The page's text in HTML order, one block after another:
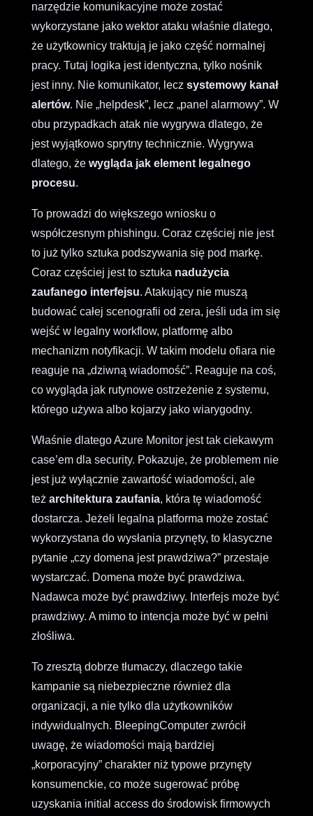
narzędzie komunikacyjne może zostać
wykorzystane jako wektor ataku właśnie dlatego,
że użytkownicy traktują je jako część normalnej
pracy. Tutaj logika jest identyczna, tylko nośnik
jest inny. Nie komunikator, lecz systemowy kanał
alertów. Nie „helpdesk”, lecz „panel alarmowy”. W
obu przypadkach atak nie wygrywa dlatego, że
jest wyjątkowo sprytny technicznie. Wygrywa
dlatego, że wygląda jak element legalnego
procesu.
To prowadzi do większego wniosku o
współczesnym phishingu. Coraz częściej nie jest
to już tylko sztuka podszywania się pod markę.
Coraz częściej jest to sztuka nadużycia
zaufanego interfejsu. Atakujący nie muszą
budować całej scenografii od zera, jeśli uda im się
wejść w legalny workflow, platformę albo
mechanizm notyfikacji. W takim modelu ofiara nie
reaguje na „dziwną wiadomość”. Reaguje na coś,
co wygląda jak rutynowe ostrzeżenie z systemu,
którego używa albo kojarzy jako wiarygodny.
Właśnie dlatego Azure Monitor jest tak ciekawym
case’em dla security. Pokazuje, że problemem nie
jest już wyłącznie zawartość wiadomości, ale
też architektura zaufania, która tę wiadomość
dostarcza. Jeżeli legalna platforma może zostać
wykorzystana do wysłania przynęty, to klasyczne
pytanie „czy domena jest prawdziwa?” przestaje
wystarczać. Domena może być prawdziwa.
Nadawca może być prawdziwy. Interfejs może być
prawdziwy. A mimo to intencja może być w pełni
złośliwa.
To zresztą dobrze tłumaczy, dlaczego takie
kampanie są niebezpieczne również dla
organizacji, a nie tylko dla użytkowników
indywidualnych. BleepingComputer zwrócił
uwagę, że wiadomości mają bardziej
„korporacyjny” charakter niż typowe przynęty
konsumenckie, co może sugerować próbę
uzyskania initial access do środowisk firmowych